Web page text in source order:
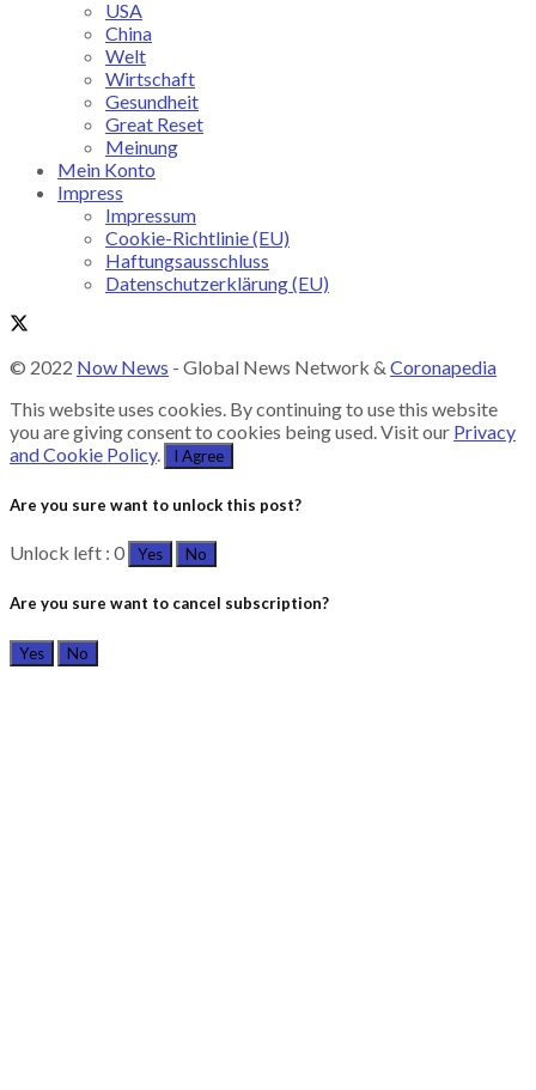
USA
China
Welt
Wirtschaft
Gesundheit
Great Reset
Meinung
Mein Konto
Impress
Impressum
Cookie-Richtlinie (EU)
Haftungsausschluss
Datenschutzerklärung (EU)
© 2022 Now News - Global News Network & Coronapedia
This website uses cookies. By continuing to use this website
you are giving consent to cookies being used. Visit our Privacy
and Cookie Policy. I Agree
Are you sure want to unlock this post?
Unlock left : 0 Yes No
Are you sure want to cancel subscription?
Yes No